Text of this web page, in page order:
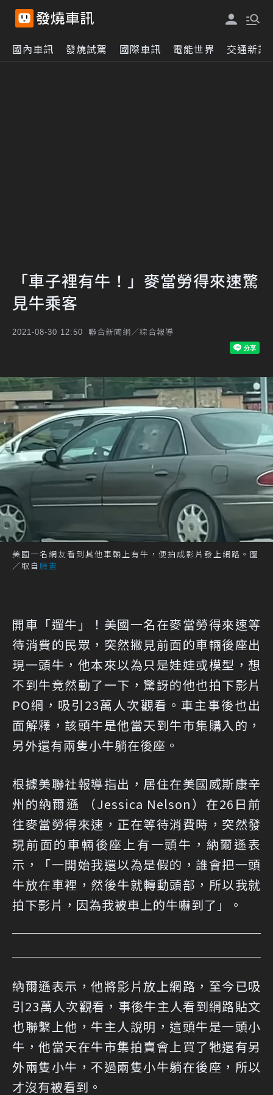
國內車訊 發燒試駕 國際車訊 電能世界 交通新訊
「車子裡有牛！」麥當勞得來速驚
見牛乘客
2021-08-30 12:50 聯合新聞網／綜合報導
美國一名網友看到其他車輛上有牛，便拍成影片發上網路。圖
／取自 臉書
開車「遛牛」！美國一名在麥當勞得來速等
待消費的民眾，突然撇見前面的車輛後座出
現一頭牛，他本來以為只是娃娃或模型，想
不到牛竟然動了一下，驚訝的他也拍下影片
PO網，吸引23萬人次觀看。車主事後也出
面解釋，該頭牛是他當天到牛市集購入的，
另外還有兩隻小牛躺在後座。
根據美聯社報導指出，居住在美國威斯康辛
州的納爾遜 （Jessica Nelson）在26日前
往麥當勞得來速，正在等待消費時，突然發
現前面的車輛後座上有一頭牛，納爾遜表
示，「一開始我還以為是假的，誰會把一頭
牛放在車裡，然後牛就轉動頭部，所以我就
拍下影片，因為我被車上的牛嚇到了」。
納爾遜表示，他將影片放上網路，至今已吸
引23萬人次觀看，事後牛主人看到網路貼文
也聯繫上他，牛主人說明，這頭牛是一頭小
牛，他當天在牛市集拍賣會上買了牠還有另
外兩隻小牛，不過兩隻小牛躺在後座，所以
才沒有被看到。